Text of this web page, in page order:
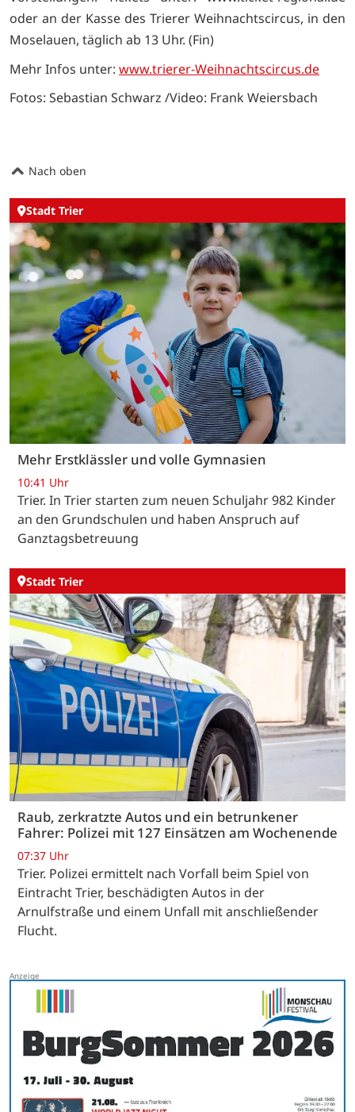
oder an der Kasse des Trierer Weihnachtscircus, in den
Moselauen, täglich ab 13 Uhr. (Fin)
Mehr Infos unter: www.trierer-Weihnachtscircus.de
Fotos: Sebastian Schwarz /Video: Frank Weiersbach
Nach oben
Stadt Trier
Mehr Erstklässler und volle Gymnasien
10:41 Uhr
Trier. In Trier starten zum neuen Schuljahr 982 Kinder
an den Grundschulen und haben Anspruch auf
Ganztagsbetreuung
Stadt Trier
Raub, zerkratzte Autos und ein betrunkener
Fahrer: Polizei mit 127 Einsätzen am Wochenende
07:37 Uhr
Trier. Polizei ermittelt nach Vorfall beim Spiel von
Eintracht Trier, beschädigten Autos in der
Arnulfstraße und einem Unfall mit anschließender
Flucht.